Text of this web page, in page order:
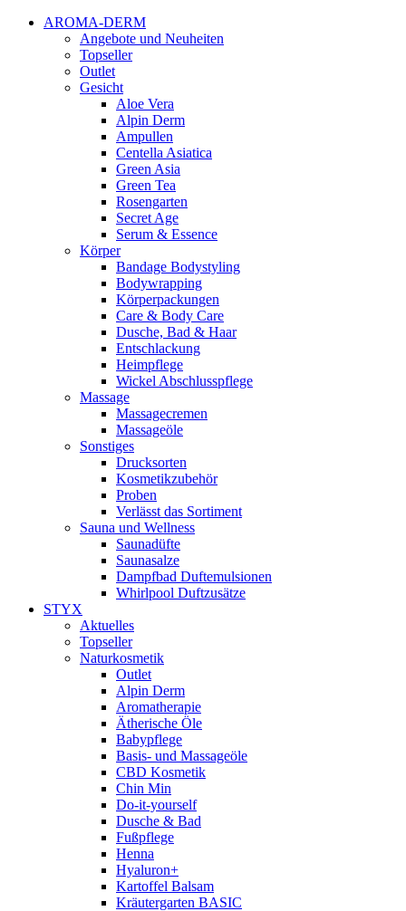
AROMA-DERM
Angebote und Neuheiten
Topseller
Outlet
Gesicht
Aloe Vera
Alpin Derm
Ampullen
Centella Asiatica
Green Asia
Green Tea
Rosengarten
Secret Age
Serum & Essence
Körper
Bandage Bodystyling
Bodywrapping
Körperpackungen
Care & Body Care
Dusche, Bad & Haar
Entschlackung
Heimpflege
Wickel Abschlusspflege
Massage
Massagecremen
Massageöle
Sonstiges
Drucksorten
Kosmetikzubehör
Proben
Verlässt das Sortiment
Sauna und Wellness
Saunadüfte
Saunasalze
Dampfbad Duftemulsionen
Whirlpool Duftzusätze
STYX
Aktuelles
Topseller
Naturkosmetik
Outlet
Alpin Derm
Aromatherapie
Ätherische Öle
Babypflege
Basis- und Massageöle
CBD Kosmetik
Chin Min
Do-it-yourself
Dusche & Bad
Fußpflege
Henna
Hyaluron+
Kartoffel Balsam
Kräutergarten BASIC